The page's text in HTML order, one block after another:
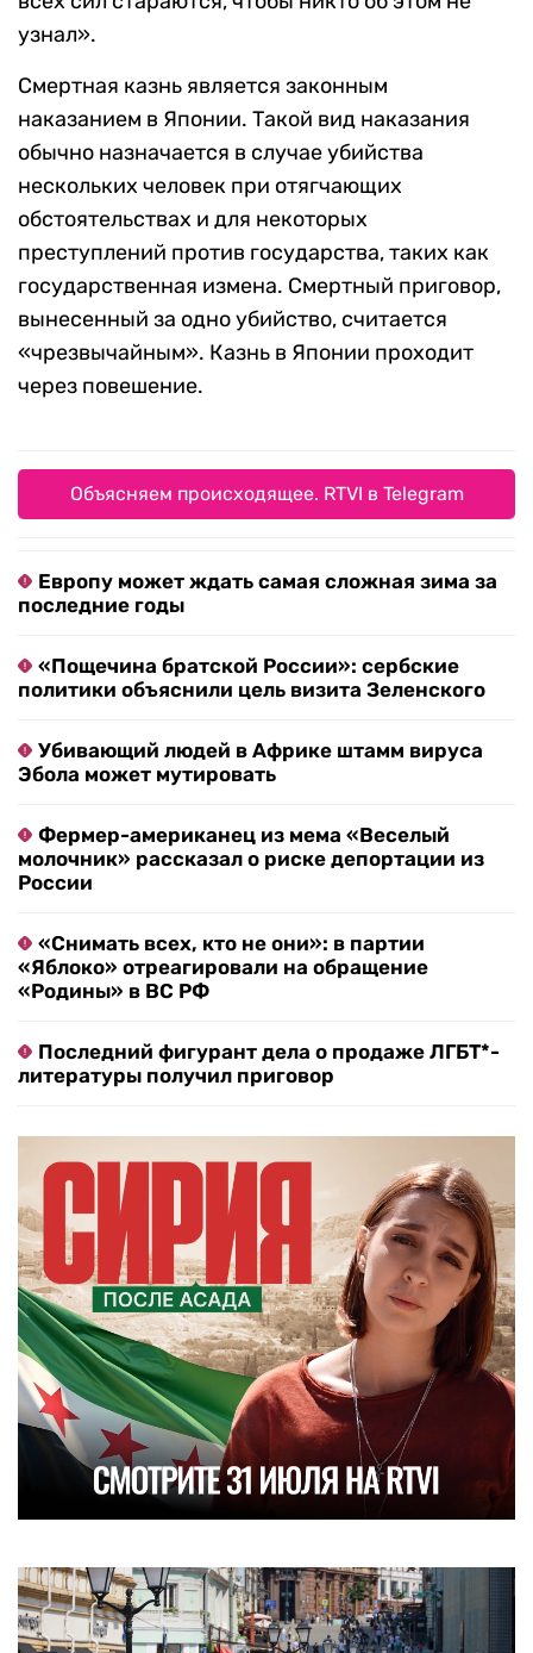
узнал».
Смертная казнь является законным
наказанием в Японии. Такой вид наказания
обычно назначается в случае убийства
нескольких человек при отягчающих
обстоятельствах и для некоторых
преступлений против государства, таких как
государственная измена. Смертный приговор,
вынесенный за одно убийство, считается
«чрезвычайным». Казнь в Японии проходит
через повешение.
Объясняем происходящее. RTVI в Telegram
Европу может ждать самая сложная зима за
последние годы
«Пощечина братской России»: сербские
политики объяснили цель визита Зеленского
Убивающий людей в Африке штамм вируса
Эбола может мутировать
Фермер-американец из мема «Веселый
молочник» рассказал о риске депортации из
России
«Снимать всех, кто не они»: в партии
«Яблоко» отреагировали на обращение
«Родины» в ВС РФ
Последний фигурант дела о продаже ЛГБТ*-
литературы получил приговор